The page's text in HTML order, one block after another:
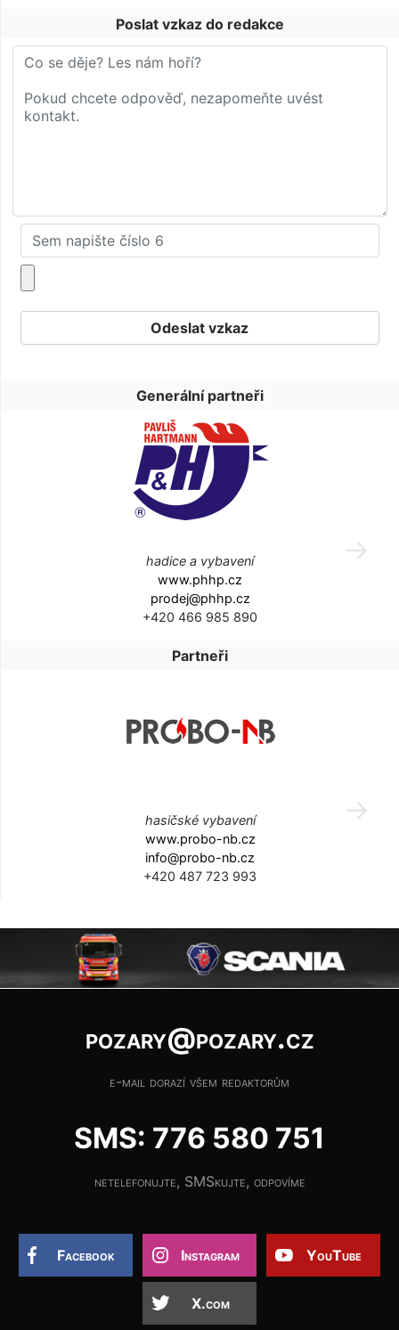
Poslat vzkaz do redakce
Generální partneři
hadice a vybavení
www.phhp.cz
prodej@phhp.cz
+420 466 985 890
Partneři
hasičské vybavení
www.probo-nb.cz
info@probo-nb.cz
+420 487 723 993
pozary@pozary.cz
e-mail dorazí všem redaktorům
SMS: 776 580 751
netelefonujte, SMSkujte, odpovíme
Facebook Instagram YouTube
X.com